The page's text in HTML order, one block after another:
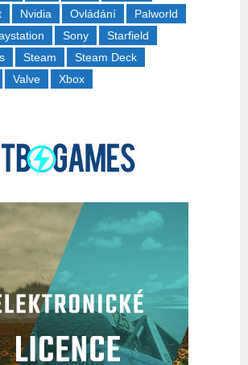
Nvidia Ovládání
Palworld
Sony
Starfield
Steam
Steam Deck
Valve Xbox